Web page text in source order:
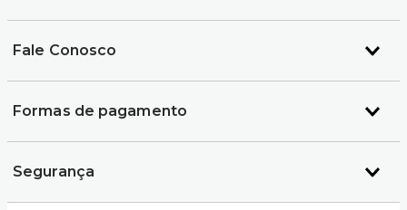
Fale Conosco
Formas de pagamento
Segurança